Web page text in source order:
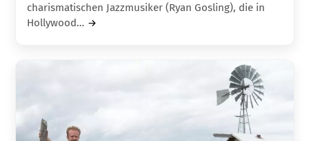
charismatischen Jazzmu­siker (Ryan Gosling), die in
Hollywood…